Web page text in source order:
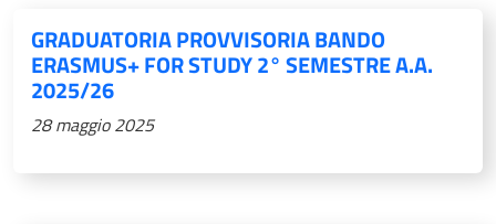
GRADUATORIA PROVVISORIA BANDO
ERASMUS+ FOR STUDY 2° SEMESTRE A.A.
2025/26
28 maggio 2025